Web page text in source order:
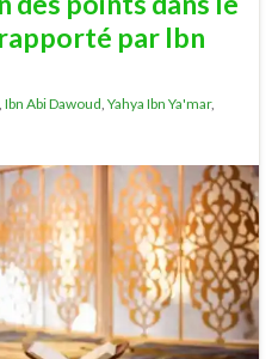
par Ibn
Ibn Abi Dawoud Yahya Ibn Ya'mar,